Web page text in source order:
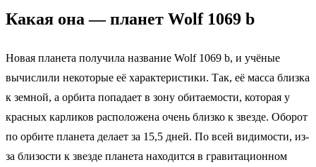
Какая она — планет Wolf 1069 b
Новая планета получила название Wolf 1069 b, и учёные
вычислили некоторые её характеристики. Так, её масса близка
к земной, а орбита попадает в зону обитаемости, которая у
красных карликов расположена очень близко к звезде. Оборот
по орбите планета делает за 15,5 дней. По всей видимости, из-
за близости к звезде планета находится в гравитационном